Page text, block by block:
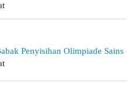
Penyisihan Olimpiade Sains